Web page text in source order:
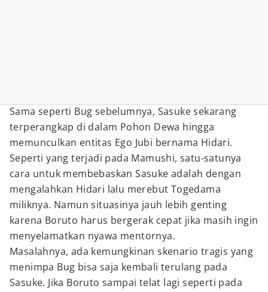
Sama seperti Bug sebelumnya, Sasuke sekarang
terperangkap di dalam Pohon Dewa hingga
memunculkan entitas Ego Jubi bernama Hidari.
Seperti yang terjadi pada Mamushi, satu-satunya
cara untuk membebaskan Sasuke adalah dengan
mengalahkan Hidari lalu merebut Togedama
miliknya. Namun situasinya jauh lebih genting
karena Boruto harus bergerak cepat jika masih ingin
menyelamatkan nyawa mentornya.
Masalahnya, ada kemungkinan skenario tragis yang
menimpa Bug bisa saja kembali terulang pada
Sasuke. Jika Boruto sampai telat lagi seperti pada